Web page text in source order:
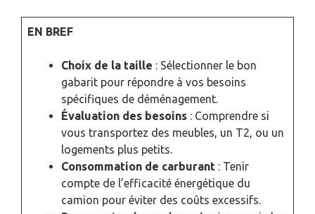
EN BREF
Choix de la taille : Sélectionner le bon
gabarit pour répondre à vos besoins
spécifiques de déménagement.
Évaluation des besoins : Comprendre si
vous transportez des meubles, un T2, ou un
logements plus petits.
Consommation de carburant : Tenir
compte de l’efficacité énergétique du
camion pour éviter des coûts excessifs.